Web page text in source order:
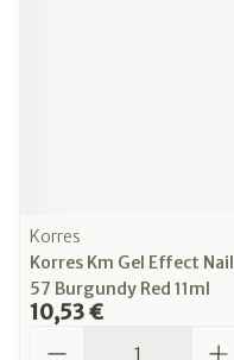
Korres
Korres Km Gel Effect Nail
57 Burgundy Red 11ml
10,53 €